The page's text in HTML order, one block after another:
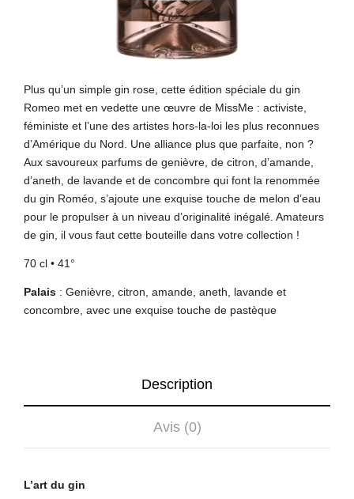
Plus qu’un simple gin rose, cette édition spéciale du gin
Romeo met en vedette une œuvre de MissMe : activiste,
féministe et l’une des artistes hors-la-loi les plus reconnues
d’Amérique du Nord. Une alliance plus que parfaite, non ?
Aux savoureux parfums de genièvre, de citron, d’amande,
d’aneth, de lavande et de concombre qui font la renommée
du gin Roméo, s’ajoute une exquise touche de melon d’eau
pour le propulser à un niveau d’originalité inégalé. Amateurs
de gin, il vous faut cette bouteille dans votre collection !
70 cl • 41°
Palais : Genièvre, citron, amande, aneth, lavande et
concombre, avec une exquise touche de pastèque
Description
Avis (0)
L’art du gin